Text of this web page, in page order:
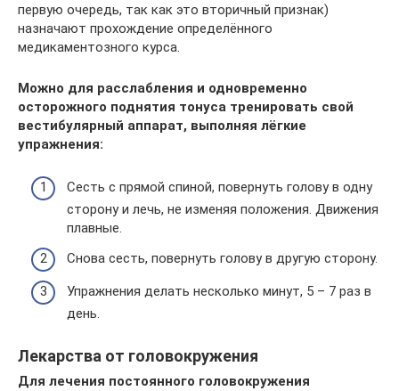
первую очередь, так как это вторичный признак)
назначают прохождение определённого
медикаментозного курса.
Можно для расслабления и одновременно
осторожного поднятия тонуса тренировать свой
вестибулярный аппарат, выполняя лёгкие
упражнения:
Сесть с прямой спиной, повернуть голову в одну
сторону и лечь, не изменяя положения. Движения
плавные.
Снова сесть, повернуть голову в другую сторону.
Упражнения делать несколько минут, 5 – 7 раз в
день.
Лекарства от головокружения
Для лечения постоянного головокружения